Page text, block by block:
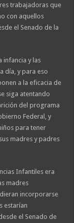
trabajadoras que
con aquellos
el Senado de la
infancia y las
día, y para eso
a la eficacia de
siga atentando
del programa
Federal, y
para tener
madres y padres
Infantiles era
madres
incorporarse
estarían
el Senado de